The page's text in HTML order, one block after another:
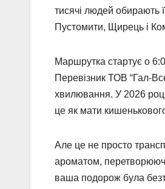
тисячі людей обирають
Пустомити, Щирець і
Маршрутка стартує о
Перевізник ТОВ “Гал-
хвилювання. У 2026
це як мати
Але це не просто
ароматом,
ваша подорож була